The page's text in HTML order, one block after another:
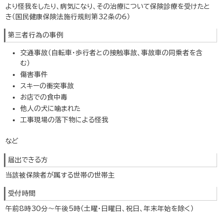
より怪我をしたり、病気になり、その治療について保険診療を受けたと
き（国民健康保険法施行規則第32条の6）
第三者行為の事例
交通事故（自転車・歩行者との接触事故、事故車の同乗者を含
む）
傷害事件
スキーの衝突事故
お店での食中毒
他人の犬に噛まれた
工事現場の落下物による怪我
など
届出できる方
当該被保険者が属する世帯の世帯主
受付時間
午前8時30分～午後5時（土曜・日曜日、祝日、年末年始を除く）